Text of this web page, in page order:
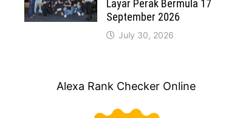
Layar Perak Bermula 17
September 2026
July 30, 2026
Alexa Rank Checker Online